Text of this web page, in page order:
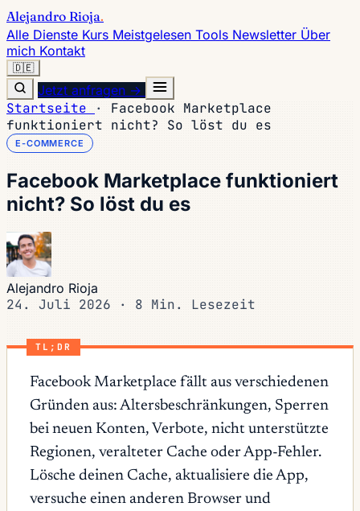
Alejandro Rioja.
Alle Dienste Kurs Meistgelesen Tools Newsletter Über
mich Kontakt
🇩🇪
Jetzt anfragen →
Startseite ·
Facebook Marketplace
funktioniert nicht? So löst du es
E-COMMERCE
Facebook Marketplace funktioniert
nicht? So löst du es
Alejandro Rioja
24. Juli 2026 · 8 Min. Lesezeit
TL;DR
Facebook Marketplace fällt aus verschiedenen
Gründen aus: Altersbeschränkungen, Sperren
bei neuen Konten, Verbote, nicht unterstützte
Regionen, veralteter Cache oder App-Fehler.
Lösche deinen Cache, aktualisiere die App,
versuche einen anderen Browser und